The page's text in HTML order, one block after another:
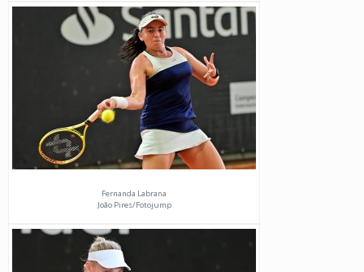
Fernanda Labrana
João Pires/Fotojump